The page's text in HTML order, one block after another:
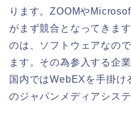
ります。ZOOMや
がまず競合となってきま
のは、ソフトウェアなの
ます。その為参入する企
国内ではWebEXを手掛け
のジャパンメディアシス